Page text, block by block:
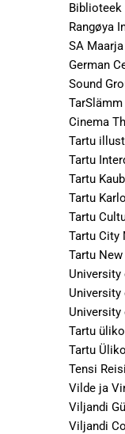
Rangøya
SA
German
Sound
TarSlämm
Cinema
Tartu
Tartu
Tartu
Tartu
Tartu
Tartu City
Tartu
University
Tartu
Tartu
Tensi
Vilde ja
Viljandi
Viljandi